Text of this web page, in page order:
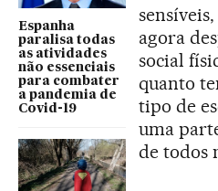
Espanha
paralisa todas
as atividades
não essenciais
para combater
a pandemia de
Covid-19
agora
social
quanto
tipo de
uma
de todos